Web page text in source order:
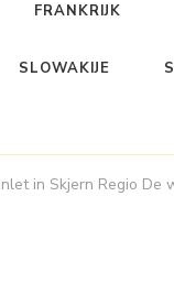
FRANKRIJK
SLOWAKIJE
in Skjern Regio De